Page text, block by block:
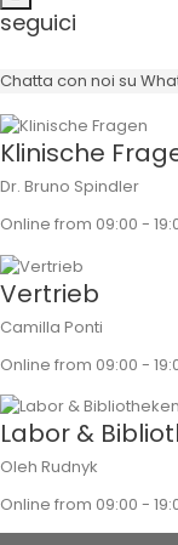
Angolazione
seguici
Chatta con noi su
Klinische
Dr. Bruno Spindler
Online from 09:00 -
Vertrieb
Camilla Ponti
Online from 09:00 -
Labor &
Oleh Rudnyk
Online from 09:00 -